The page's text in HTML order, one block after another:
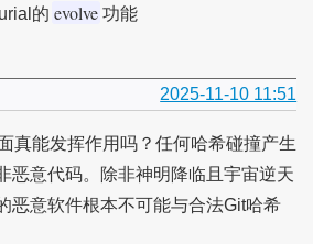
的 evolve 功能
2025-11-10 11:51
真能发挥作用吗？任何哈希碰撞产生
恶意代码。除非神明降临且宇宙逆天
恶意软件根本不可能与合法Git哈希